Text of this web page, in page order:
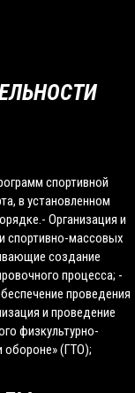
спортивной
в установленном
Организация и
спортивно-массовых
создание
процесса; -
проведения
и проведение
физкультурно-
обороне» (ГТО);